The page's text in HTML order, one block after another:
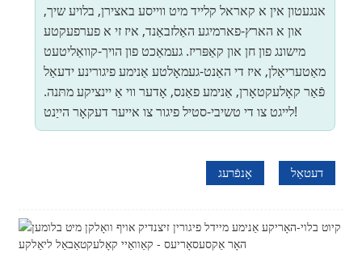
אנגעטון אין א קאראל קלייד מיט ווייסע באצירן, בלויע שיך,
און א הארץ-פארמיגע האַלזבאַנד, איז זי א פערפעקטע
מישונג פון חן און קאַפּריז. געמאַכט פון הויך-קוואַליטעט
מאַטעריאַלן, איז די האַנט-געמאָלטע אַנימע פיגורינע ידעאַל
פֿאַר קאָלעקטאָרן, אַנימע פאַנס, אָדער ווי אַ יינציקע מתּנה.
לייגט צו די טשיבי-סטיל פיגור צו אייער דעקאָר הייַנט!
אָנפֿרעג דעטאַל